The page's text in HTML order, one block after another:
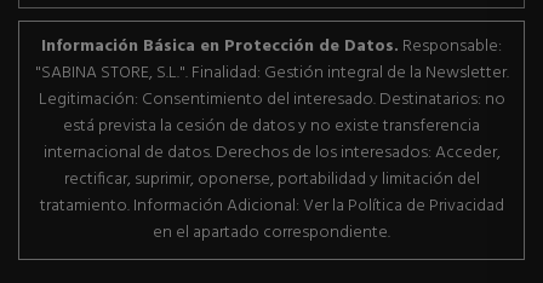
Información Básica en Protección de Datos. Responsable:
"SABINA STORE, S.L.". Finalidad: Gestión integral de la Newsletter.
Legitimación: Consentimiento del interesado. Destinatarios: no
está prevista la cesión de datos y no existe transferencia
internacional de datos. Derechos de los interesados: Acceder,
rectificar, suprimir, oponerse, portabilidad y limitación del
tratamiento. Información Adicional: Ver la Política de Privacidad
en el apartado correspondiente.